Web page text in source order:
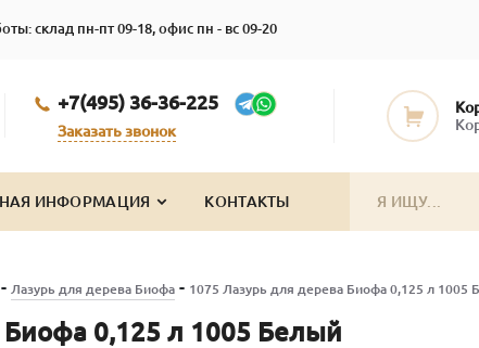
склад пн-пт 09-18, офис пн - вс 09-20
+7(495) 36-36-225
Заказать звонок
ИНФОРМАЦИЯ КОНТАКТЫ
Лазурь для дерева Биофа- 1075 Лазурь для дерева Биофа 0,125 л 1005
0,125 л 1005 Белый